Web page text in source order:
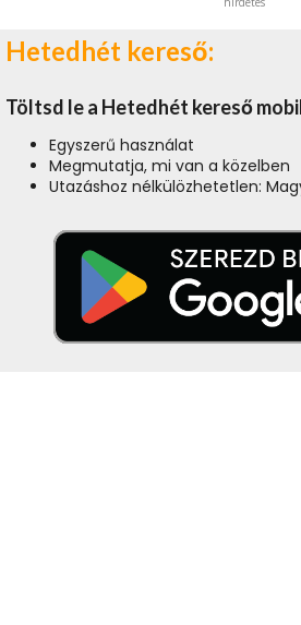
Hetedhét kereső:
Töltsd le a Hetedhét kereső
Egyszerű használat
Megmutatja, mi van a közelben
Utazáshoz nélkülözhetetlen: